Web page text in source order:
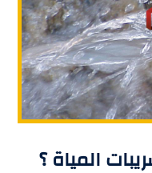
المياة ؟